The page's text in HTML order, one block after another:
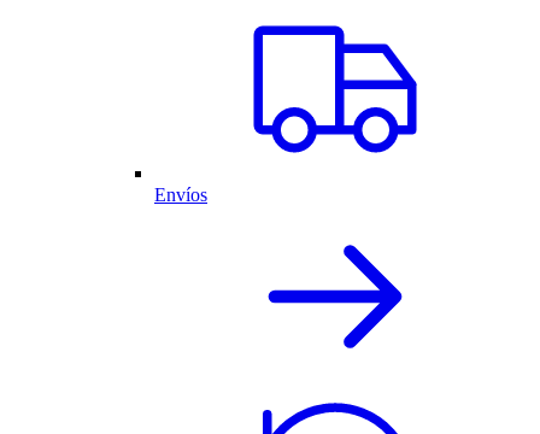
Envíos